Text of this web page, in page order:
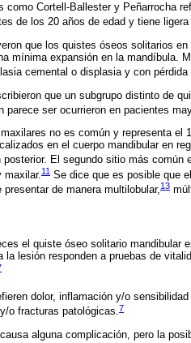
como Cortell-Ballester y Peñarrocha
de los 20 años de edad y tiene
que los quistes óseos solitarios
mínima expansión en la mandíbula.
cemental o displasia y con
que un subgrupo distinto de
parece ser ocurrieron en pacientes
no es común y representa
en el cuerpo mandibular en
posterior. El segundo sitio más común
maxilar. 11 Se dice que es posible que
de manera multilobular,13
el quiste óseo solitario
la lesión responden a pruebas de
dolor, inflamación y/o sensibilidad
o fracturas patológicas.7
alguna complicación, pero la